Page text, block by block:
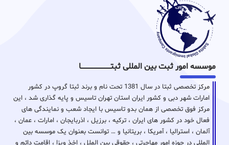
موسسه امور ثبت بین المللی ثبتـــــــــــــــــــــــــــــا
مرکز تخصصی ثبتا در سال 1381 تحت نام و برند ثبتا گروپ در کشور
امارات شهر دبی و کشور ایران استان تهران تاسیس و پایه گذاری شد ، این
مرکز فوق تخصصی از همان بدو تاسیس با ایجاد شعب و نمایندگی های
فعال خود در کشور های ایران ، ترکیه ، برزیل ، اذربایجان ، امارات ، عمان ،
آلمان ، استرالیا ، آمریکا ، بریتانیا و … توانست بعنوان یک موسسه بین
المللی در حوزه امور مهاجرتی ، حقوقی بین الملل ، اخذ ویزا ، اقامت دائم و